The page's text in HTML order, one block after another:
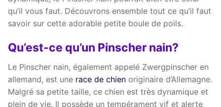
qu’il vous faut. Découvrons ensemble tout ce qu’il faut
savoir sur cette adorable petite boule de poils.
Qu’est-ce qu’un Pinscher nain?
Le Pinscher nain, également appelé Zwergpinscher en
allemand, est une race de chien originaire d’Allemagne.
Malgré sa petite taille, ce chien est très dynamique et
plein de vie. Il possède un tempérament vif et alerte